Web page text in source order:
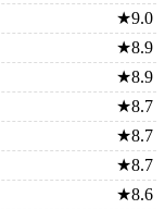
★9.0
★8.9
★8.9
★8.7
★8.7
★8.7
★8.6